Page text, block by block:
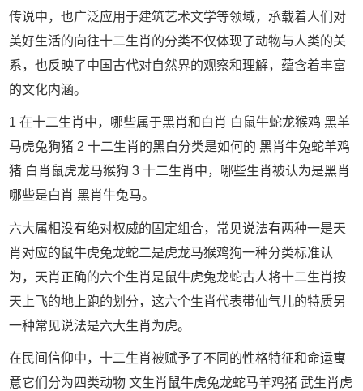
传说中，也广泛应用于建筑艺术文学等领域，承载着人们对
美好生活的向往十二生肖的分类不仅体现了动物与人类的关
系，也反映了中国古代对自然界的观察和理解，蕴含着丰富
的文化内涵。
1 在十二生肖中，哪些属于黑肖和白肖 白鼠牛蛇龙猴鸡 黑羊
马虎兔狗猪 2 十二生肖的黑白分类是如何的 黑肖牛兔蛇羊鸡
猪 白肖鼠虎龙马猴狗 3 十二生肖中，哪些生肖被认为是黑肖
哪些是白肖 黑肖牛兔马。
六大属相没有绝对权威的固定组合，常见说法有两种一是天
肖对应的鼠牛虎兔龙蛇二是虎龙马猴鸡狗一种分类标准认
为，天肖正确的六个生肖是鼠牛虎兔龙蛇古人将十二生肖按
天上飞的地上跑的划分，这六个生肖代表带仙气儿的特质另
一种常见说法是六大生肖为虎。
在民间信仰中，十二生肖被赋予了不同的性格特征和命运寓
意它们分为四类动物 文生肖鼠牛虎兔龙蛇马羊鸡猪 武生肖虎